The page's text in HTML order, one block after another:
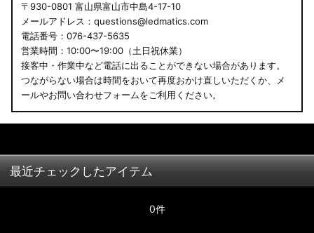
〒930-0801 富山県富山市中島4-17-10
メールアドレス：questions@ledmatics.com
電話番号：076-437-5635
営業時間：10:00〜19:00（土日祝休業）
接客中・作業中など電話に出ることができない場合があります。
つながらない場合は時間をおいて再度おかけ直しいただくか、メ
ールやお問い合わせフォームをご利用ください。
最近チェックしたアイテム
0件